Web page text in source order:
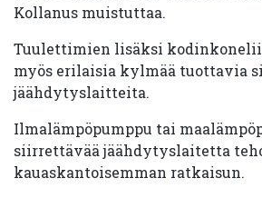
Kollanus muistuttaa.
Tuulettimien lisäksi
myös erilaisia kylmää tuottavia
jäähdytyslaitteita.
Ilmalämpöpumppu tai
siirrettävää jäähdytyslaitetta
kauaskantoisemman ratkaisun.